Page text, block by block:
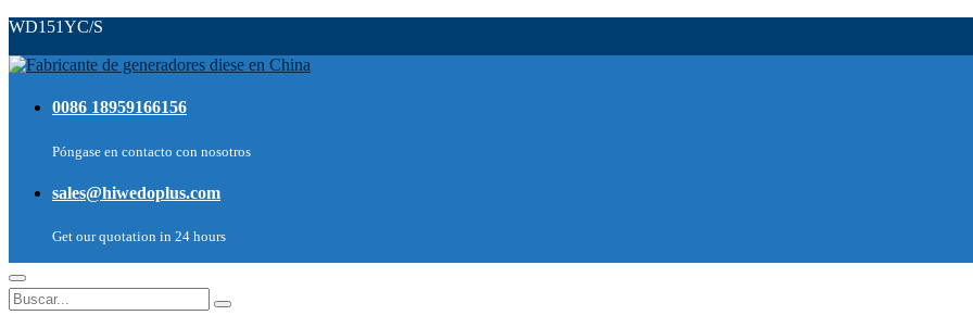
WD151YC/S
0086 18959166156
Póngase en contacto con nosotros
sales@hiwedoplus.com
Get our quotation in 24 hours